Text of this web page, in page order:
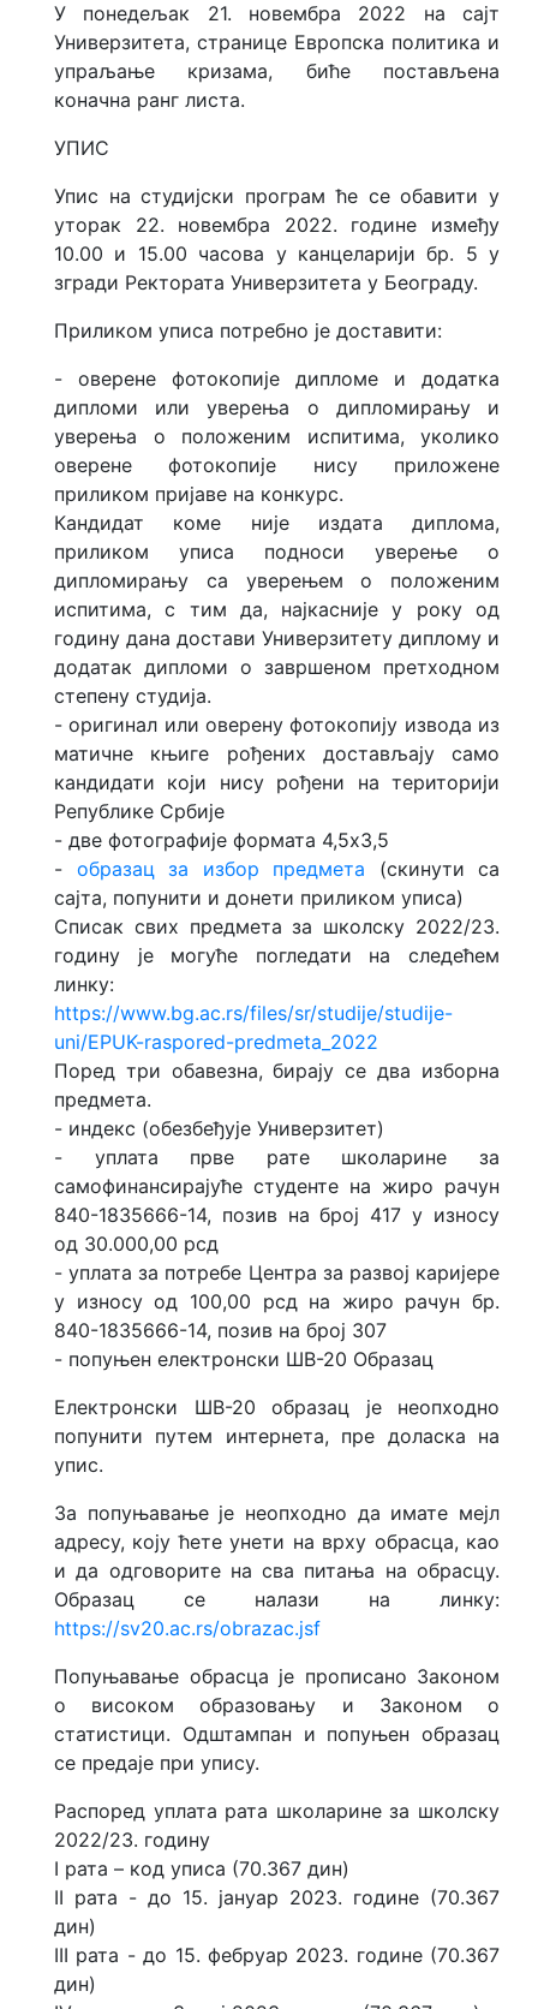
У понедељак 21. новембра 2022 на сајт
Универзитета, странице Европска политика и
упраљање кризама, биће постављена
коначна ранг листа.
УПИС
Упис на студијски програм ће се обавити у
уторак 22. новембра 2022. године између
10.00 и 15.00 часова у канцеларији бр. 5 у
згради Ректората Универзитета у Београду.
Приликом уписа потребно је доставити:
- оверене фотокопије дипломе и додатка
дипломи или уверења о дипломирању и
уверeња о положеним испитима, уколико
оверене фотокопије нису приложене
приликом пријаве на конкурс.
Кандидат коме није издата диплома,
приликом уписа подноси уверење о
дипломирању са уверењем о положеним
испитима, с тим да, најкасније у року од
годину дана достави Универзитету диплому и
додатак дипломи о завршеном претходном
степену студија.
- oригинал или оверену фотокопију извода из
матичне књиге рођених достављају само
кандидати који нису рођени на територији
Републике Србије
- две фотографије формата 4,5x3,5
- образац за избор предмета (скинути са
сајта, попунити и донети приликом уписа)
Списак свих предмета за школску 2022/23.
годину је могуће погледати на следећем
линку:
https://www.bg.ac.rs/files/sr/studije/studije-
uni/EPUK-raspored-predmeta_2022
Поред три обавезна, бирају се два изборна
предмета.
- индекс (обезбеђује Универзитет)
- уплата прве рате школарине за
самофинансирајуће студенте на жиро рачун
840-1835666-14, позив на број 417 у износу
од 30.000,00 рсд
- уплата за потребе Центра за развој каријере
у износу од 100,00 рсд на жиро рачун бр.
840-1835666-14, позив на број 307
- попуњен електронски ШВ-20 Образац
Електронски ШВ-20 образац је неопходно
попунити путем интернета, пре доласка на
упис.
За попуњавање је неопходно да имате мејл
адресу, коју ћете унети на врху обрасца, као
и да одговорите на сва питања на обрасцу.
Образац се налази на линку:
https://sv20.ac.rs/obrazac.jsf
Попуњавање обрасца је прописано Законом
о високом образовању и Законом о
статистици. Одштампан и попуњен образац
се предаје при упису.
Распоред уплата рата школарине за школску
2022/23. годину
I рата – код уписа (70.367 дин)
II рата - до 15. јануар 2023. године (70.367
дин)
III рата - до 15. фебруар 2023. године (70.367
дин)